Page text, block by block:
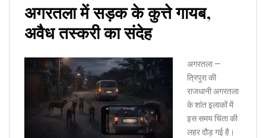
अगरतला में सड़क के कुत्ते गायब,
अवैध तस्करी का संदेह
अगरतला —
त्रिपुरा की
राजधानी अगरतला
के शांत इलाकों में
इस समय चिंता की
लहर दौड़ गई है।